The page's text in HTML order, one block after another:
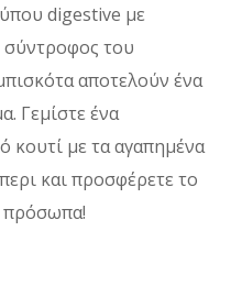
digestive με
σύντροφος του
αποτελούν ένα
Γεμίστε ένα
κουτί με τα αγαπημένα
και προσφέρετε το
πρόσωπα!